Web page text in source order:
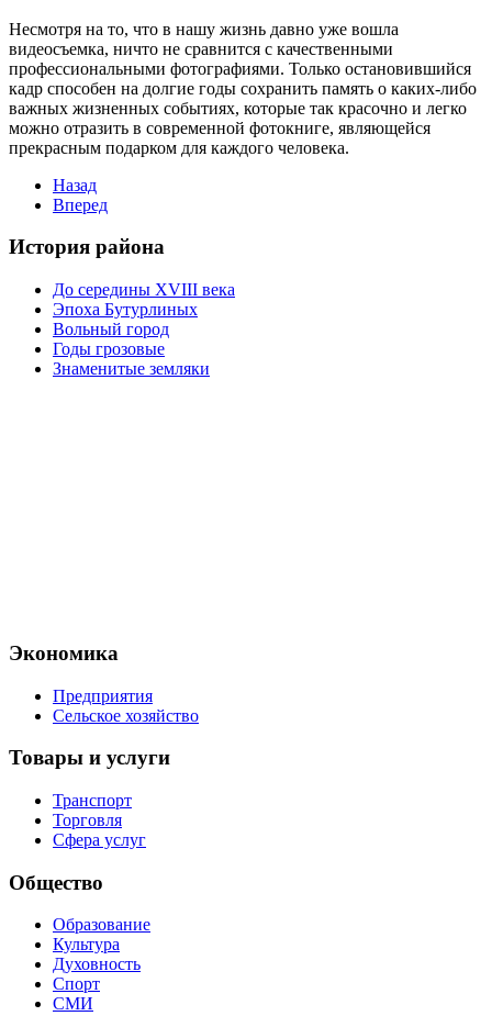
Несмотря на то, что в нашу жизнь давно уже вошла
видеосъемка, ничто не сравнится с качественными
профессиональными фотографиями. Только остановившийся
кадр способен на долгие годы сохранить память о каких-либо
важных жизненных событиях, которые так красочно и легко
можно отразить в современной фотокниге, являющейся
прекрасным подарком для каждого человека.
Назад
Вперед
История района
До середины XVIII века
Эпоха Бутурлиных
Вольный город
Годы грозовые
Знаменитые земляки
Экономика
Предприятия
Сельское хозяйство
Товары и услуги
Транспорт
Торговля
Сфера услуг
Общество
Образование
Культура
Духовность
Спорт
СМИ